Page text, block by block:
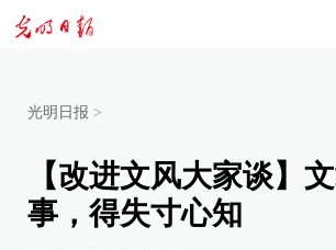
光明日报 >
【改进文风大家谈】
事，得失寸心知